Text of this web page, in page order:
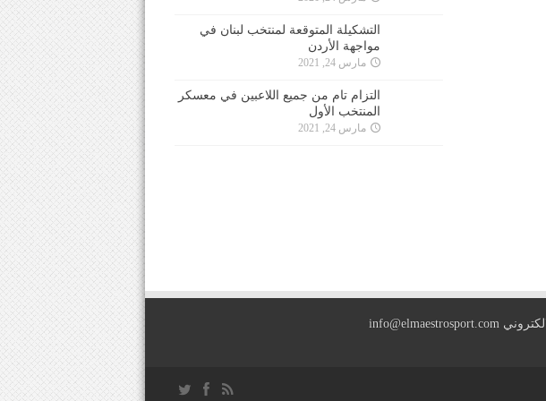
التشكيلة المتوقعة لمنتخب لبنان في
مواجهة الأردن
مارس 24, 2021
التزام تام من جميع اللاعبين في معسكر
المنتخب الأول
مارس 24, 2021
info@elmaestrosport.com